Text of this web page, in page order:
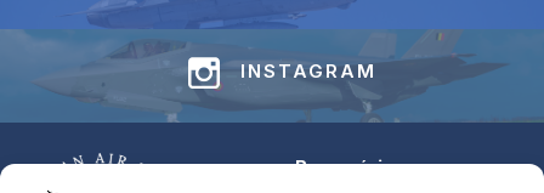
INSTAGRAM
Base aérienne